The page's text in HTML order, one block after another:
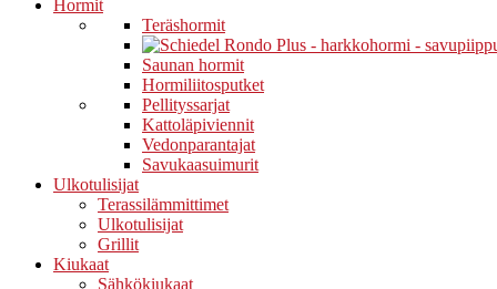
Hormit
Teräshormit
Saunan hormit
Hormiliitosputket
Pellityssarjat
Kattoläpiviennit
Vedonparantajat
Savukaasuimurit
Ulkotulisijat
Terassilämmittimet
Ulkotulisijat
Grillit
Kiukaat
Sähkökiukaat